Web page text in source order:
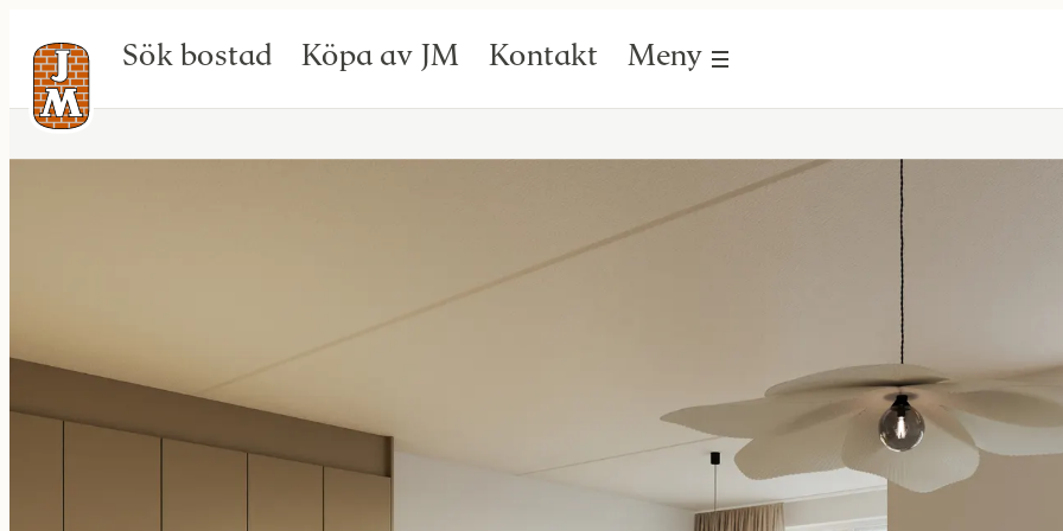
Sök bostad Köpa av JM Kontakt Meny